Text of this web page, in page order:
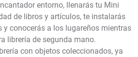
entorno, llenarás tu Mini
de libros y artículos, te instalarás
y conocerás a los lugareños mientras
librería de segunda mano.
con objetos coleccionados, ya